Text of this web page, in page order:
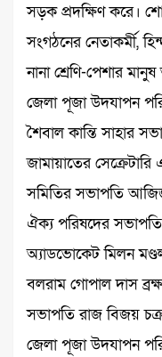
সড়ক প্রদক্ষিণ করে।
সংগঠনের নেতাকর্মী,
নানা শ্রেণি-পেশার
জেলা পূজা উদযাপন
শৈবাল কান্তি সাহার
জামায়াতের
সমিতির সভাপতি
ঐক্য পরিষদের
অ্যাডভোকেট মিলন
বলরাম গোপাল দাস
সভাপতি রাজ বিজয়
জেলা পূজা উদযাপন